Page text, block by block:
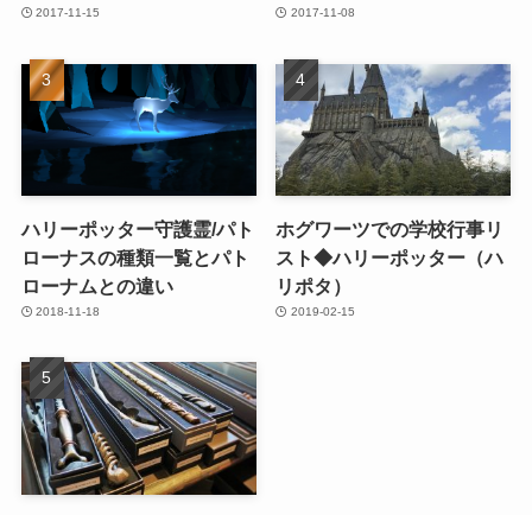
2017-11-15 2017-11-08
ハリーポッター守護霊/パト
ローナスの種類一覧とパト
ローナムとの違い
2018-11-18
ホグワーツでの学校行事リ
スト◆ハリーポッター（ハ
リポタ）
2019-02-15